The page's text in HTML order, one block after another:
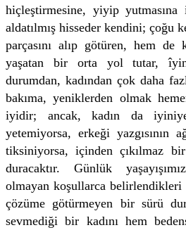
hiçleştirmesine, yiyip
aldatılmış hisseder kendini; çoğu
parçasını alıp götüren, hem de
yaşatan bir orta yol tutar,
durumdan, kadından çok daha
bakıma, yeniklerden olmak
iyidir; ancak, kadın da
yetemiyorsa, erkeği yazgısının
tiksiniyorsa, içinden çıkılmaz
duracaktır. Günlük
olmayan koşullarca
çözüme götürmeyen bir sürü
sevmediği bir kadını hem